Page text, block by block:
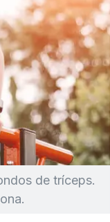
de tríceps.